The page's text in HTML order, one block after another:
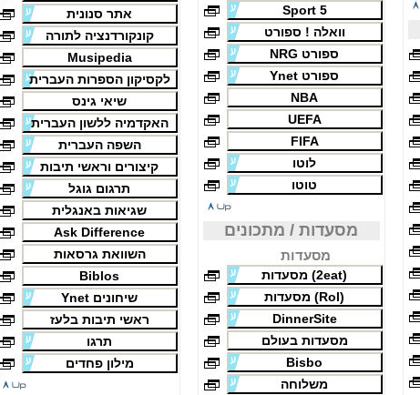
Sport 5
וואלה ! ספורט
ספורט NRG
ספורט Ynet
NBA
UEFA
FIFA
לוטו
טוטו
מסעדות / מתכונים
מסעדות
(2eat) מסעדות
(Rol) מסעדות
DinnerSite
מסעדות בעולם
Bisbo
משלוחה
אתר סנונית
קונקורדנציה לתורה
Musipedia
לקסיקון הספרות העברית
שיאי גינס
האקדמיה ללשון העברית
השפה העברית
קיצורים וראשי תיבות
תרגום גוגל
שגיאות באנגלית
Ask Difference
השוואת גרסאות
Biblos
שיחונים Ynet
ראשי תיבות בלעז
תרגו
מילון פחדים